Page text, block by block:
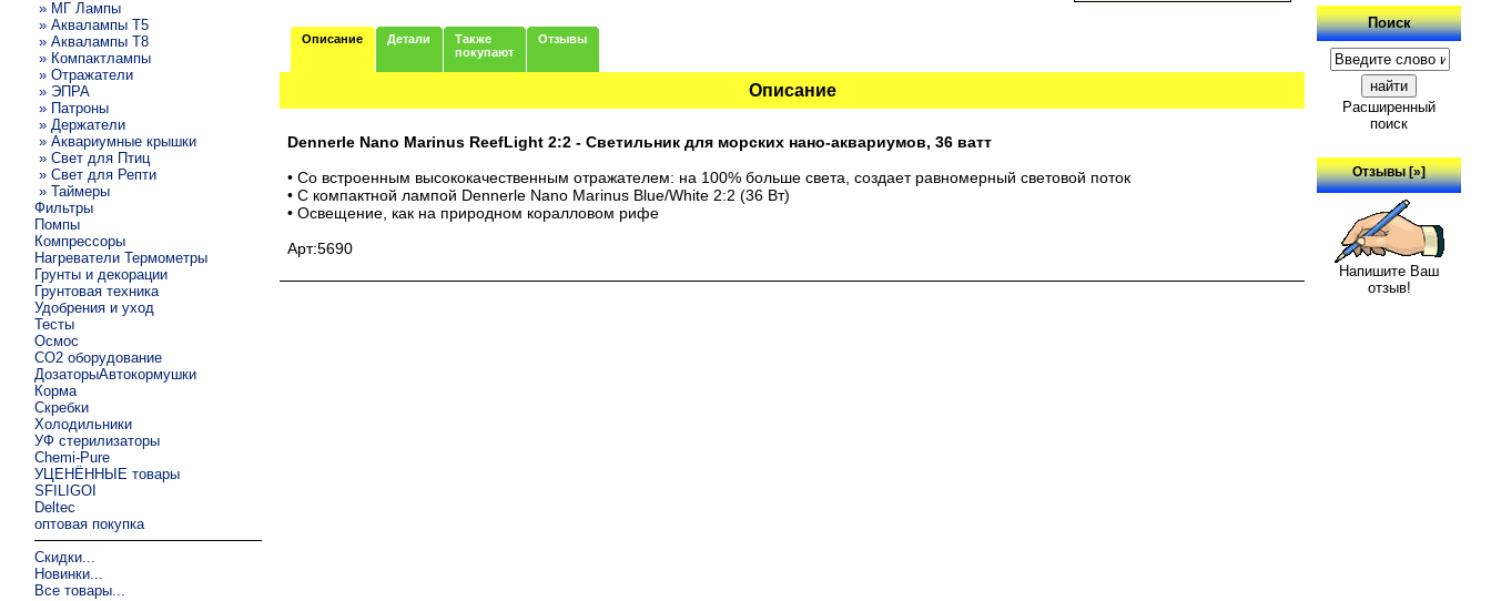
» МГ Лампы
» Аквалампы T5
» Аквалампы T8
» Компактлампы
» Отражатели
» ЭПРА
» Патроны
» Держатели
» Аквариумные крышки
» Свет для Птиц
» Свет для Репти
» Таймеры
Фильтры
Помпы
Компрессоры
Нагреватели Термометры
Грунты и декорации
Грунтовая техника
Удобрения и уход
Тесты
Осмос
CO2 оборудование
ДозаторыАвтокормушки
Корма
Скребки
Холодильники
УФ стерилизаторы
Chemi-Pure
УЦЕНЁННЫЕ товары
SFILIGOI
Deltec
оптовая покупка
Скидки...
Новинки...
Все товары...
Описание Детали
Также
покупают
Отзывы
Описание
Dennerle Nano Marinus ReefLight 2:2 - Светильник для морских нано-аквариумов, 36 ватт
• Со встроенным высококачественным отражателем: на 100% больше света, создает равномерный световой поток
• С компактной лампой Dennerle Nano Marinus Blue/White 2:2 (36 Вт)
• Освещение, как на природном коралловом рифе
Арт:5690
Поиск
Расширенный
поиск
Отзывы [»]
Напишите Ваш
отзыв!